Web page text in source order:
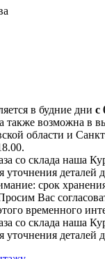
в будние дни с
также возможна в
области и
со склада наша
уточнения деталей
срок хранения
Вас
временного
со склада наша
уточнения деталей